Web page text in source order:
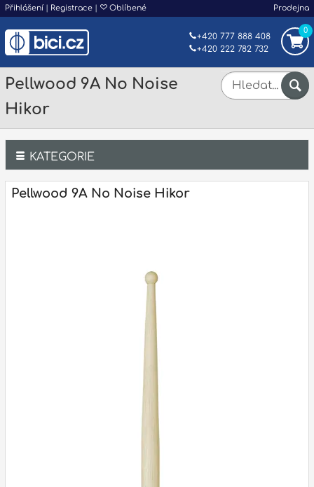
Přihlášení | Registrace | Oblíbené Prodejna
0
+420 777 888 408
+420 222 782 732
Pellwood 9A No Noise
Hikor
KATEGORIE
Bicí
Pellwood 9A No Noise Hikor